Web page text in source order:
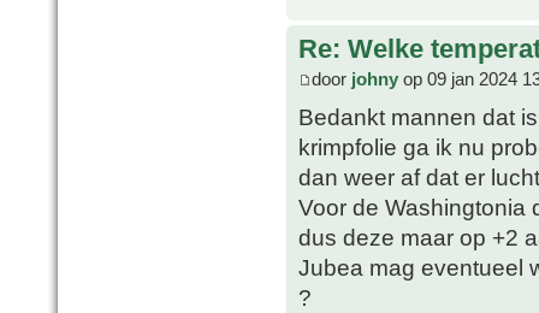
Re: Welke
door johny op 09 jan 2024
Bedankt mannen dat
krimpfolie ga ik nu
dan weer af dat er
Voor de Washingtonia
dus deze maar op +2
Jubea mag eventueel
?